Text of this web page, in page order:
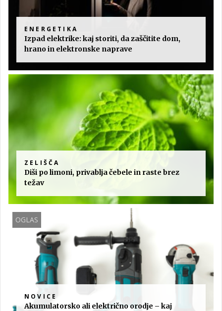
ENERGETIKA
Izpad elektrike: kaj storiti, da zaščitite dom,
hrano in elektronske naprave
ZELIŠČA
Diši po limoni, privablja čebele in raste brez
težav
OGLAS
NOVICE
Akumulatorsko ali električno orodje – kaj